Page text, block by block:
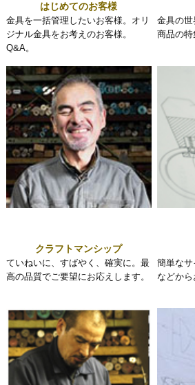
はじめてのお客様
金具を一括管理したいお客様。オリ
ジナル金具をお考えのお客様。
Q&A。
金具の
商品の特
クラフトマンシップ
ていねいに、すばやく、確実に。最
高の品質でご要望にお応えします。
簡単な
などから